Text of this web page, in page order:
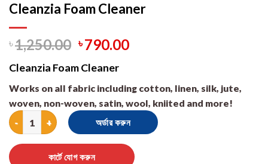
Cleanzia Foam Cleaner
৳1,250.00 ৳790.00
Cleanzia Foam Cleaner
Works on all fabric including cotton, linen, silk, jute,
woven, non-woven, satin, wool, kniited and more!
Cleanzia Foam Cleaner quantity
অর্ডার করুন
কার্টে যোগ করুন